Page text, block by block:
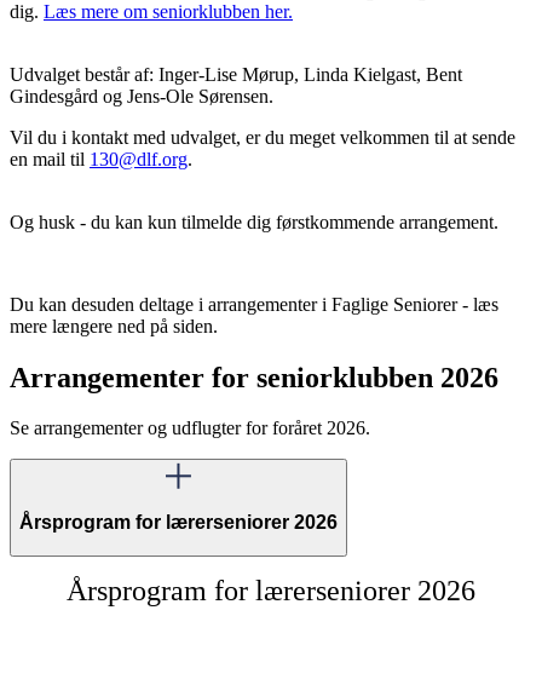
dig. Læs mere om seniorklubben her.
Udvalget består af: Inger-Lise Mørup, Linda Kielgast, Bent
Gindesgård og Jens-Ole Sørensen.
Vil du i kontakt med udvalget, er du meget velkommen til at sende
en mail til 130@dlf.org.
Og husk - du kan kun tilmelde dig førstkommende arrangement.
Du kan desuden deltage i arrangementer i Faglige Seniorer - læs
mere længere ned på siden.
Arrangementer for seniorklubben 2026
Se arrangementer og udflugter for foråret 2026.
Årsprogram for lærerseniorer 2026
Årsprogram for lærerseniorer 2026